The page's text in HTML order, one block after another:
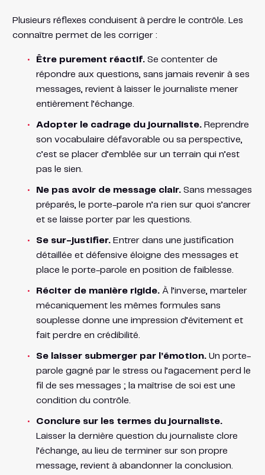
Plusieurs réflexes conduisent à perdre le contrôle. Les
connaître permet de les corriger :
Être purement réactif.Se contenter de
répondre aux questions, sans jamais revenir à ses
messages, revient à laisser le journaliste mener
entièrement l’échange.
Adopter le cadrage du journaliste.Reprendre
son vocabulaire défavorable ou sa perspective,
c’est se placer d’emblée sur un terrain qui n’est
pas le sien.
Ne pas avoir de message clair.Sans messages
préparés, le porte-parole n’a rien sur quoi s’ancrer
et se laisse porter par les questions.
Se sur-justifier.Entrer dans une justification
détaillée et défensive éloigne des messages et
place le porte-parole en position de faiblesse.
Réciter de manière rigide.À l’inverse, marteler
mécaniquement les mêmes formules sans
souplesse donne une impression d’évitement et
fait perdre en crédibilité.
Se laisser submerger par l’émotion.Un porte-
parole gagné par le stress ou l’agacement perd le
fil de ses messages ; la maîtrise de soi est une
condition du contrôle.
Conclure sur les termes du journaliste.
Laisser la dernière question du journaliste clore
l’échange, au lieu de terminer sur son propre
message, revient à abandonner la conclusion.